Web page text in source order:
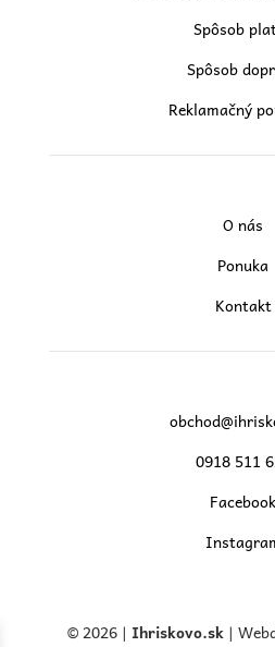
Spôsob
Spôsob
Reklamačný
O nás
Ponuka
Kontakt
0918 511
Facebook
© 2026 | Ihriskovo.sk|